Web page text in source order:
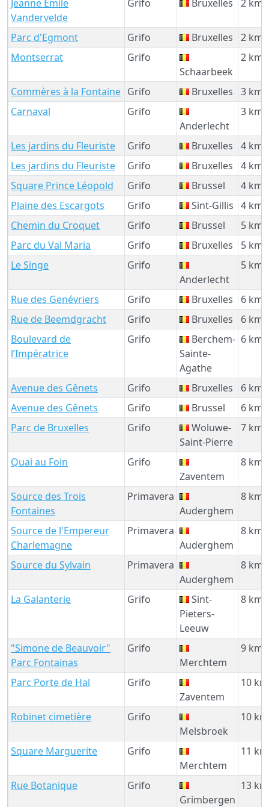
Jeanne Emile
Vandervelde
Grifo Bruxelles 2 km
Parc d'Egmont Grifo Bruxelles
2 km
Montserrat
Grifo
Schaarbeek
2 km
Commères à la Fontaine Grifo Bruxelles
3 km
Carnaval
Grifo
Anderlecht
3 km
Les jardins du Fleuriste Grifo Bruxelles
4 km
Les jardins du Fleuriste
Grifo Bruxelles
4 km
Square Prince Léopold
Grifo Brussel
4 km
Plaine des Escargots
Grifo Sint-Gillis 4 km
Chemin du Croquet
Grifo Brussel
5 km
Parc du Val Maria
Grifo Bruxelles
5 km
Le Singe
Grifo
Anderlecht
5 km
Rue des Genévriers Grifo Bruxelles
6 km
Rue de Beemdgracht
Grifo Bruxelles
6 km
Boulevard de
l’Impératrice
Grifo
Berchem-
Sainte-
Agathe
6 km
Avenue des Gênets Grifo Bruxelles
6 km
Avenue des Gênets
Grifo Brussel
6 km
Parc de Bruxelles
Grifo
Woluwe-
Saint-Pierre
7 km
Quai au Foin
Grifo
Zaventem
8 km
Source des Trois
Fontaines
Primavera
Auderghem
8 km
Source de l'Empereur
Charlemagne
Primavera
Auderghem
8 km
Source du Sylvain
Primavera
Auderghem
8 km
La Galanterie Grifo
Sint-
Pieters-
Leeuw
8 km
"Simone de Beauvoir"
Parc Fontainas
Grifo
Merchtem
9 km
Parc Porte de Hal
Grifo
Zaventem
10 km
Robinet cimetière
Grifo
Melsbroek
10 km
Square Marguerite
Grifo
Merchtem
11 km
Rue Botanique
Grifo
Grimbergen
13 km